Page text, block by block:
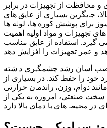
و محافظت از تجهیزات در برابر
جایگزین بسیاری از عایق های
برای پوشش کوره ها، لوله ها
تجهیزات و مواد اولیه اهمیت
گیرد. استفاده از عایق مناسب
نصب آسان رشد چشمگیری داشته
خود را حفظ کند. در بسیاری از
دوام، وزن، راندمان حرارتی
صنعتی، امروزه به یکی از